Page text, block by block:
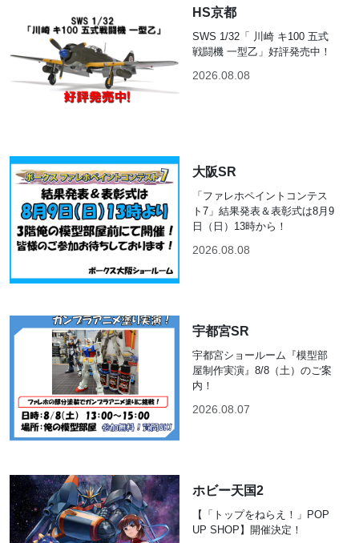
HS京都
SWS 1/32「 川崎 キ100 五式
戦闘機 一型乙」好評発売中！
2026.08.08
大阪SR
「ファレホペイントコンテス
ト7」結果発表＆表彰式は8月9
日（日）13時から！
2026.08.08
宇都宮SR
宇都宮ショールーム『模型部
屋制作実演』8/8（土）のご案
内！
2026.08.07
ホビー天国2
【「トップをねらえ！」POP
UP SHOP】開催決定！